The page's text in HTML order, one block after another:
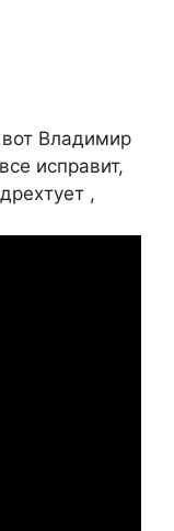
Владимир
исправит,
,